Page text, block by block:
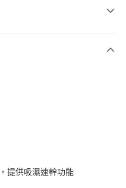
免運費
提供吸濕速幹功能